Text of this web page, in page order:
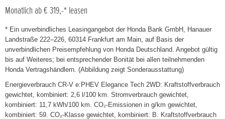
Monatlich ab € 319,-* leasen
* Ein unverbindliches Leasingangebot der Honda Bank GmbH, Hanauer
Landstraße 222–226, 60314 Frankfurt am Main, auf Basis der
unverbindlichen Preisempfehlung von Honda Deutschland. Angebot gültig
bis auf Weiteres; bei entsprechender Bonität bei allen teilnehmenden
Honda Vertragshändlern. (Abbildung zeigt Sonderausstattung)
Energieverbrauch CR-V e:PHEV Elegance Tech 2WD: Kraftstoffverbrauch
gewichtet, kombiniert: 2,6 l/100 km. Stromverbrauch gewichtet,
kombiniert: 11,7 kWh/100 km. CO₂-Emissionen in g/km gewichtet,
kombiniert: 59. CO₂-Klasse gewichtet, kombiniert: B. Kraftstoffverbrauch